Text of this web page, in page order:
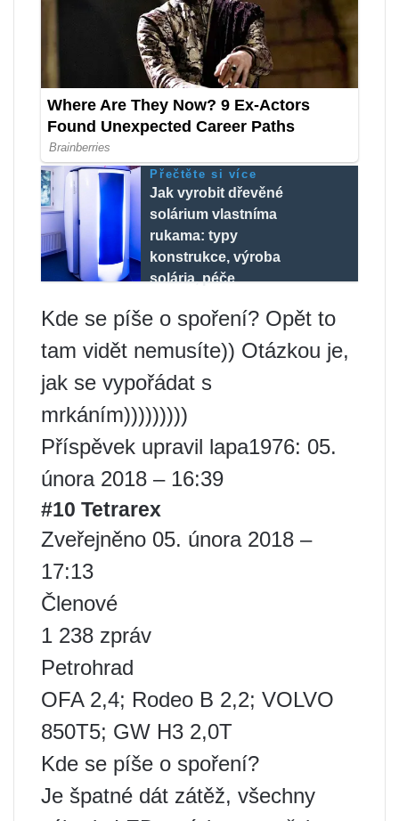
Přečtěte si více
Jak vyrobit dřevěné
solárium vlastníma
rukama: typy
konstrukce, výroba
solária, péče
Kde se píše o spoření? Opět to
tam vidět nemusíte)) Otázkou je,
jak se vypořádat s
mrkáním)))))))))
Příspěvek upravil lapa1976: 05.
února 2018 – 16:39
#10 Tetrarex
Zveřejněno 05. února 2018 –
17:13
Členové
1 238 zpráv
Petrohrad
OFA 2,4; Rodeo B 2,2; VOLVO
850T5; GW H3 2,0T
Kde se píše o spoření?
Je špatné dát zátěž, všechny